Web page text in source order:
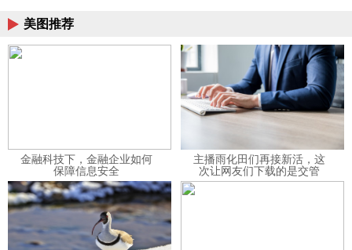
美图推荐
金融科技下，金融企业如何
保障信息安全
主播雨化田们再接新活，这
次让网友们下载的是交管
12123APP